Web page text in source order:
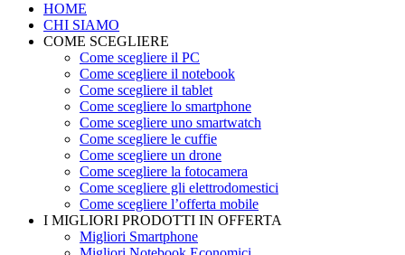
HOME
CHI SIAMO
COME SCEGLIERE
Come scegliere il PC
Come scegliere il notebook
Come scegliere il tablet
Come scegliere lo smartphone
Come scegliere uno smartwatch
Come scegliere le cuffie
Come scegliere un drone
Come scegliere la fotocamera
Come scegliere gli elettrodomestici
Come scegliere l’offerta mobile
I MIGLIORI PRODOTTI IN OFFERTA
Migliori Smartphone